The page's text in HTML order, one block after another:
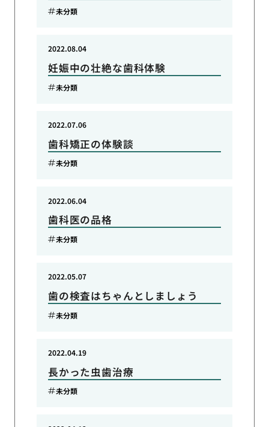
未分類
妊娠中の壮絶な歯科体験
2022.08.04
未分類
歯科矯正の体験談
2022.07.06
未分類
歯科医の品格
2022.06.04
未分類
歯の検査はちゃんとしましょう
2022.05.07
未分類
長かった虫歯治療
2022.04.19
未分類